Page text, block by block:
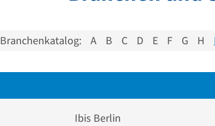
Branchenkatalog: A B C D E F G H
Ibis Berlin